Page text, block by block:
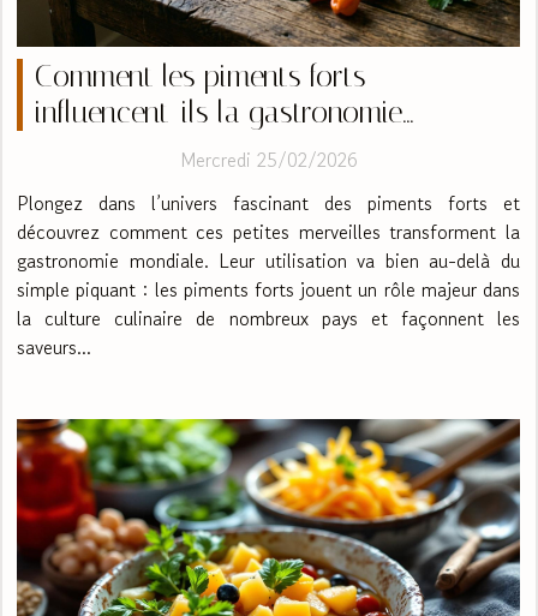
Comment les piments forts
influencent-ils la gastronomie
Mercredi 25/02/2026
Plongez dans l’univers fascinant des piments forts et
découvrez comment ces petites merveilles transforment la
gastronomie mondiale. Leur utilisation va bien au-delà du
simple piquant : les piments forts jouent un rôle majeur dans
la culture culinaire de nombreux pays et façonnent les
saveurs...